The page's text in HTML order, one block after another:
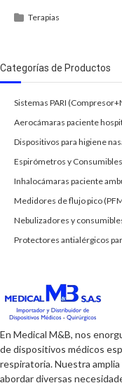
Terapias
Categorías de Productos
Sistemas PARI
Aerocámaras paciente
Dispositivos para higiene
Espirómetros y Consumibles
Inhalocámaras paciente
Medidores de flujo pico
Nebulizadores y
Protectores antialérgicos
En Medical M&B, nos
de dispositivos médicos
respiratoria. Nuestra
abordar diversas